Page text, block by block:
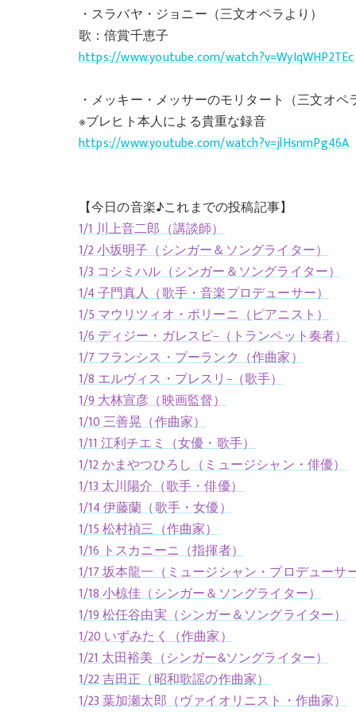
・スラバヤ・ジョニー（三文オペラより）
歌：倍賞千恵子
https://www.youtube.com/watch?v=WyIqWHP2TEc
・メッキー・メッサーのモリタート（三文オペ
※ブレヒト本人による貴重な録音
https://www.youtube.com/watch?v=jlHsnmPg46A
【今日の音楽♪これまでの投稿記事】
1/1 川上音二郎（講談師）
1/2 小坂明子（シンガー＆ソングライター）
1/3 コシミハル（シンガー＆ソングライター）
1/4 子門真人（歌手・音楽プロデューサー）
1/5 マウリツィオ・ポリーニ（ピアニスト）
1/6 ディジー・ガレスピ−（トランペット奏者）
1/7 フランシス・プーランク（作曲家）
1/8 エルヴィス・プレスリ−（歌手）
1/9 大林宣彦（映画監督）
1/10 三善晃（作曲家）
1/11 江利チエミ（女優・歌手）
1/12 かまやつひろし（ミュージシャン・俳優）
1/13 太川陽介（歌手・俳優）
1/14 伊藤蘭（歌手・女優）
1/15 松村禎三（作曲家）
1/16 トスカニーニ（指揮者）
1/17 坂本龍一（ミュージシャン・プロデューサ
1/18 小椋佳（シンガー＆ソングライター）
1/19 松任谷由実（シンガー＆ソングライター）
1/20 いずみたく（作曲家）
1/21 太田裕美（シンガー&ソングライター）
1/22 吉田正（昭和歌謡の作曲家）
1/23 葉加瀬太郎（ヴァイオリニスト・作曲家）